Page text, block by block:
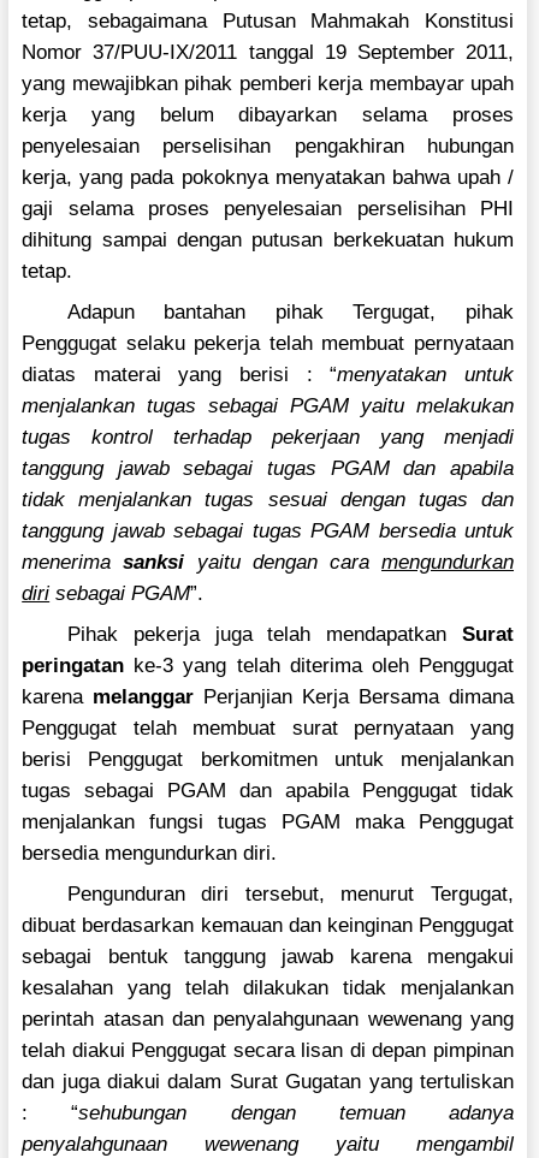
tetap, sebagaimana Putusan Mahmakah Konstitusi
Nomor 37/PUU-IX/2011 tanggal 19 September 2011,
yang mewajibkan pihak pemberi kerja membayar upah
kerja yang belum dibayarkan selama proses
penyelesaian perselisihan pengakhiran hubungan
kerja, yang pada pokoknya menyatakan bahwa upah /
gaji selama proses penyelesaian perselisihan PHI
dihitung sampai dengan putusan berkekuatan hukum
tetap.
Adapun bantahan pihak Tergugat, pihak
Penggugat selaku pekerja telah membuat pernyataan
diatas materai yang berisi : “menyatakan untuk
menjalankan tugas sebagai PGAM yaitu melakukan
tugas kontrol terhadap pekerjaan yang menjadi
tanggung jawab sebagai tugas PGAM dan apabila
tidak menjalankan tugas sesuai dengan tugas dan
tanggung jawab sebagai tugas PGAM bersedia untuk
menerimasanksi yaitu dengan caramengundurkan
diri sebagai PGAM”.
Pihak pekerja juga telah mendapatkan Surat
peringatan ke-3 yang telah diterima oleh Penggugat
karena melanggar Perjanjian Kerja Bersama dimana
Penggugat telah membuat surat pernyataan yang
berisi Penggugat berkomitmen untuk menjalankan
tugas sebagai PGAM dan apabila Penggugat tidak
menjalankan fungsi tugas PGAM maka Penggugat
bersedia mengundurkan diri.
Pengunduran diri tersebut, menurut Tergugat,
dibuat berdasarkan kemauan dan keinginan Penggugat
sebagai bentuk tanggung jawab karena mengakui
kesalahan yang telah dilakukan tidak menjalankan
perintah atasan dan penyalahgunaan wewenang yang
telah diakui Penggugat secara lisan di depan pimpinan
dan juga diakui dalam Surat Gugatan yang tertuliskan
: “sehubungan dengan temuan adanya
penyalahgunaan wewenang yaitu mengambil